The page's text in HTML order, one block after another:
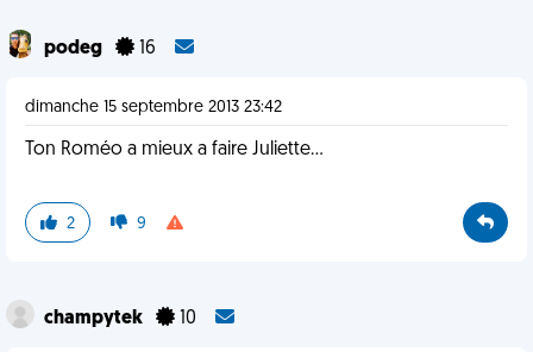
podeg 16
dimanche 15 septembre 2013 23:42
Ton Roméo a mieux a faire Juliette...
2 9
champytek 10